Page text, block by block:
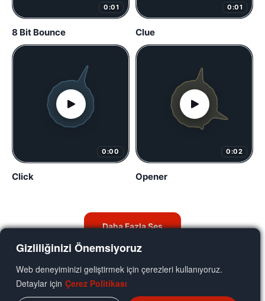
Gizliliğinizi Önemsiyoruz
Web deneyiminizi geliştirmek için çerezleri kullanıyoruz.
Detaylar için Çerez Politikası
0:01
8 Bit Bounce
0:01
Clue
0:00
Click
0:02
Opener
Daha Fazla Ses